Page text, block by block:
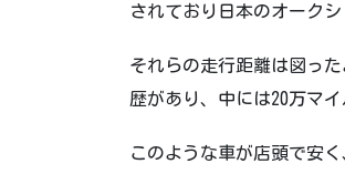
されており日本のオーク
それらの走行距離は図っ
歴があり、中には20万マ
このような車が店頭で安